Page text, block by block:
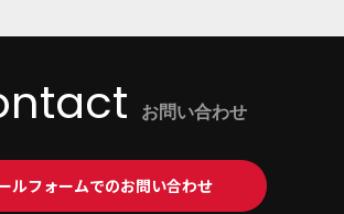
お問い合わせ
ルフォームでのお問い合わせ